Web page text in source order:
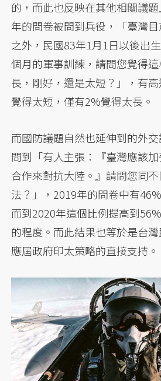
的，而此也反映在其他相關議
年的問卷被問到兵役，「臺灣
之外，民國83年1月1日以後出
個月的軍事訓練，請問您覺得
長，剛好，還是太短？」，有
覺得太短，僅有2%覺得太長。
而國防議題自然也延伸到的外
問到「有人主張：『臺灣應該
合作來對抗大陸。』請問您同
法？」，2019年的問卷中有
而到2020年這個比例提高到
的程度。而此結果也等於是台
應屆政府印太策略的直接支持。